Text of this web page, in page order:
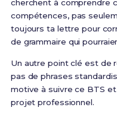
cherchent à comprendre
compétences, pas
toujours ta lettre pour
de grammaire qui
Un autre point clé est de
pas de phrases
motive à suivre ce BTS
projet professionnel.